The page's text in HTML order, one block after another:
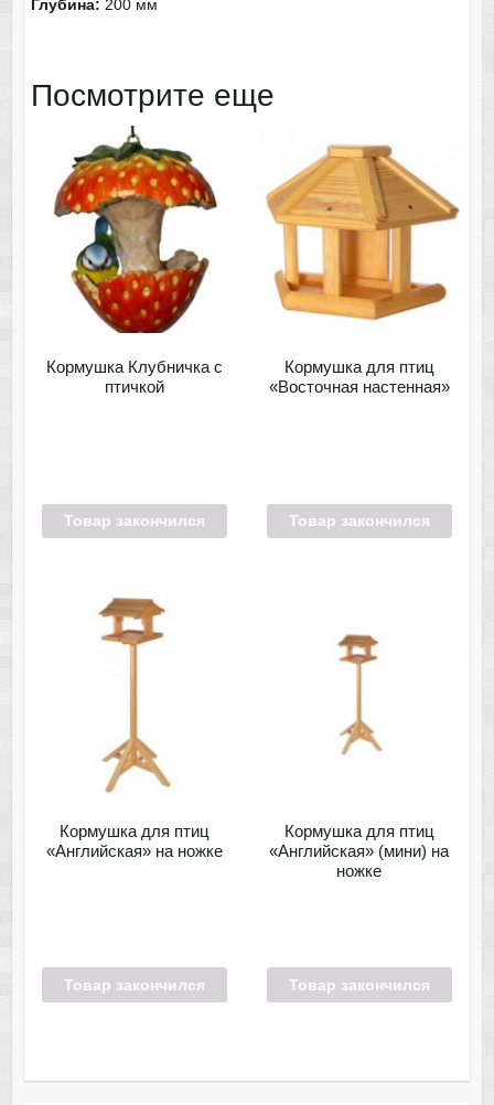
Глубина: 200 мм
Посмотрите еще
Кормушка Клубничка с
птичкой
Товар закончился
Кормушка для птиц
«Восточная настенная»
Товар закончился
Кормушка для птиц
«Английская» на ножке
Товар закончился
Кормушка для птиц
«Английская» (мини) на
ножке
Товар закончился